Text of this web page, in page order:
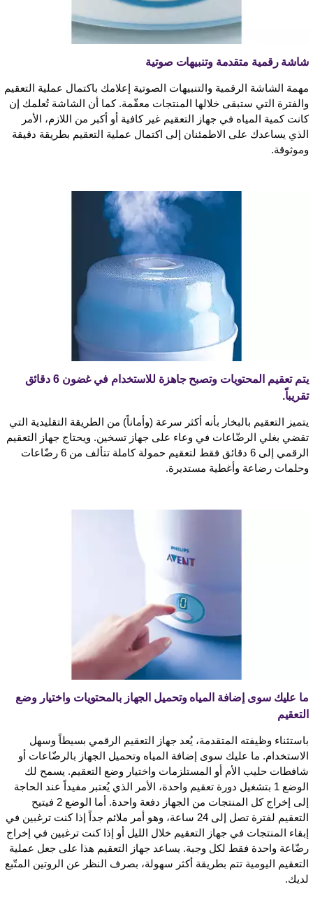
شاشة رقمية متقدمة وتنبيهات صوتية
مهمة الشاشة الرقمية والتنبيهات الصوتية إعلامك باكتمال عملية التعقيم
والفترة التي ستبقى خلالها المنتجات معقّمة. كما أن الشاشة تُعلمك إن
كانت كمية المياه في جهاز التعقيم غير كافية أو أكبر من اللازم، الأمر
الذي يساعدك على الاطمئنان إلى اكتمال عملية التعقيم بطريقة دقيقة
وموثوقة.
يتم تعقيم المحتويات وتصبح جاهزة للاستخدام في غضون 6 دقائق
تقريباً.
يتميز التعقيم بالبخار بأنه أكثر سرعة (وأماناً) من الطريقة التقليدية التي
تقضي بغلي الرضّاعات في وعاء على جهاز تسخين. ويحتاج جهاز التعقيم
الرقمي إلى 6 دقائق فقط لتعقيم حمولة كاملة تتألف من 6 رضّاعات
وحلمات رضاعة وأغطية مستديرة.
ما عليك سوى إضافة المياه وتحميل الجهاز بالمحتويات واختيار وضع
التعقيم
باستثناء وظيفته المتقدمة، يُعد جهاز التعقيم الرقمي بسيطاً وسهل
الاستخدام. ما عليك سوى إضافة المياه وتحميل الجهاز بالرضّاعات أو
شافطات حليب الأم أو المستلزمات واختيار وضع التعقيم. يسمح لك
الوضع 1 بتشغيل دورة تعقيم واحدة، الأمر الذي يُعتبر مفيداً عند الحاجة
إلى إخراج كل المنتجات من الجهاز دفعة واحدة. أما الوضع 2 فيتيح
التعقيم لفترة تصل إلى 24 ساعة، وهو أمر ملائم جداً إذا كنت ترغبين في
إبقاء المنتجات في جهاز التعقيم خلال الليل أو إذا كنت ترغبين في إخراج
رضّاعة واحدة فقط لكل وجبة. يساعد جهاز التعقيم هذا على جعل عملية
التعقيم اليومية تتم بطريقة أكثر سهولة، بصرف النظر عن الروتين المتّبع
لديك.